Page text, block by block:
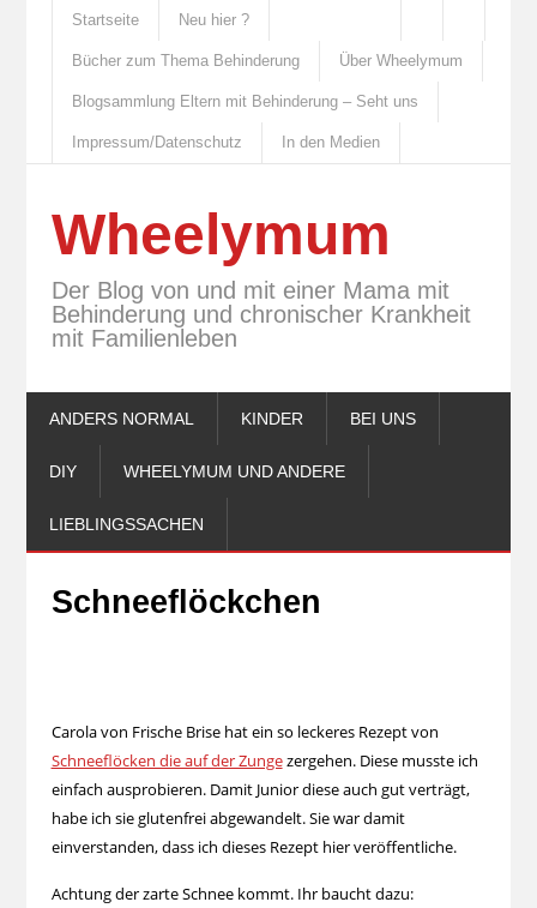
Startseite Neu hier ?
Bücher zum Thema Behinderung Über Wheelymum
Blogsammlung Eltern mit Behinderung – Seht uns
Impressum/Datenschutz In den Medien
Wheelymum
Der Blog von und mit einer Mama mit
Behinderung und chronischer Krankheit
mit Familienleben
ANDERS NORMAL KINDER BEI UNS
DIY WHEELYMUM UND ANDERE
LIEBLINGSSACHEN
Schneeflöckchen
Carola von Frische Brise hat ein so leckeres Rezept von
Schneeflöcken die auf der Zungezergehen. Diese musste ich
einfach ausprobieren. Damit Junior diese auch gut verträgt,
habe ich sie glutenfrei abgewandelt. Sie war damit
einverstanden, dass ich dieses Rezept hier veröffentliche.
Achtung der zarte Schnee kommt. Ihr baucht dazu: